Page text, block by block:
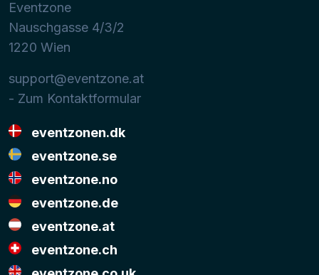
Eventzone
Nauschgasse 4/3/2
1220 Wien
support@eventzone.at
- Zum Kontaktformular
eventzonen.dk
eventzone.se
eventzone.no
eventzone.de
eventzone.at
eventzone.ch